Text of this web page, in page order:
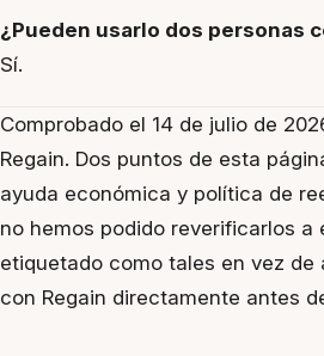
¿Pueden usarlo dos personas
Sí.
Comprobado el 14 de julio de
Regain. Dos puntos de esta
ayuda económica y política de
no hemos podido reverificarlos a
etiquetado como tales en vez de
con Regain directamente antes